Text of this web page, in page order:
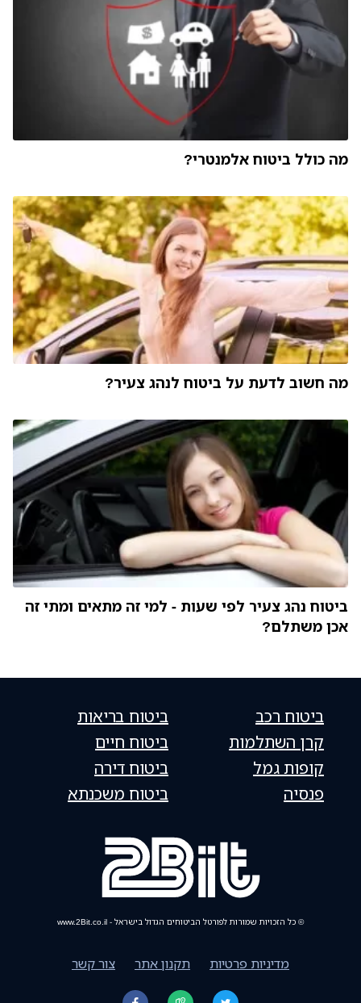
מה כולל ביטוח אלמנטרי?
מה חשוב לדעת על ביטוח לנהג צעיר?
ביטוח נהג צעיר לפי שעות - למי זה מתאים ומתי זה
אכן משתלם?
ביטוח רכב
קרן השתלמות
קופות גמל
פנסיה
ביטוח בריאות
ביטוח חיים
ביטוח דירה
ביטוח משכנתא
© כל הזכויות שמורות לפורטל הביטוחים הגדול בישראל - www.2Bit.co.il
מדיניות פרטיות תקנון אתר צור קשר